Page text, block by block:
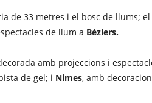
de 33 metres i el bosc de llums;
de llum a Béziers.
amb projeccions i
de gel; i Nimes, amb